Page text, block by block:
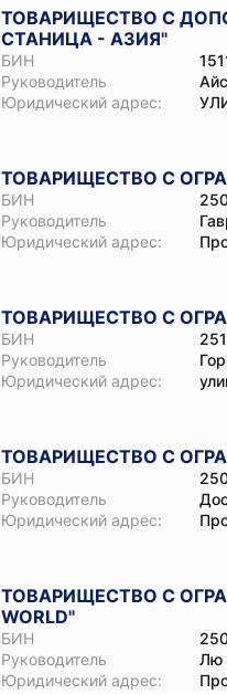
ТОВАРИЩЕСТВО С
СТАНИЦА - АЗИЯ"
БИН
Руководитель
Юридический адрес:
ТОВАРИЩЕСТВО С
БИН
Руководитель
Юридический адрес:
ТОВАРИЩЕСТВО С
БИН
Руководитель
Юридический адрес:
ТОВАРИЩЕСТВО С
БИН
Руководитель
Юридический адрес:
ТОВАРИЩЕСТВО С
WORLD"
БИН
Руководитель
Лю
Юридический адрес: